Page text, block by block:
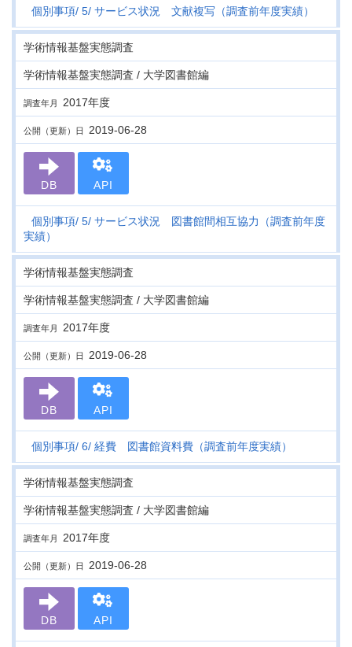
個別事項 5 サービス状況 文献複写（調査前年度実績）
学術情報基盤実態調査
学術情報基盤実態調査 / 大学図書館編
調査年月 2017年度
公開（更新）日 2019-06-28
DB API
個別事項 5 サービス状況 図書館間相互協力（調査前年度
実績）
学術情報基盤実態調査
学術情報基盤実態調査 / 大学図書館編
調査年月 2017年度
公開（更新）日 2019-06-28
DB API
個別事項 6 経費 図書館資料費（調査前年度実績）
学術情報基盤実態調査
学術情報基盤実態調査 / 大学図書館編
調査年月 2017年度
公開（更新）日 2019-06-28
DB API